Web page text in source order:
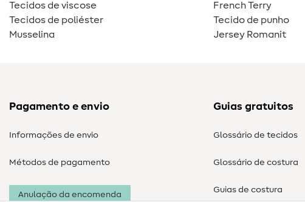
Tecidos de viscose
Tecidos de poliéster
Musselina
French Terry
Tecido de punho
Jersey Romanit
Pagamento e envio
Informações de envio
Métodos de pagamento
Anulação da encomenda
Guias gratuitos
Glossário de tecidos
Glossário de costura
Guias de costura